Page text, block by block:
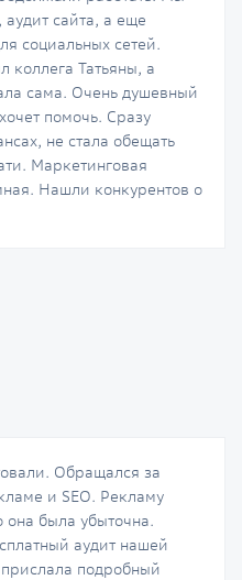
сайта, а еще
социальных сетей.
коллега Татьяны, а
сама. Очень душевный
помочь. Сразу
не стала обещать
Маркетинговая
Нашли конкурентов о
Обращался за
и SEO. Рекламу
она была убыточна.
аудит нашей
подробный